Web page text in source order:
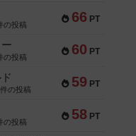
66 PT
の投稿
60 PT
の投稿
59 PT
の投稿
58 PT
の投稿